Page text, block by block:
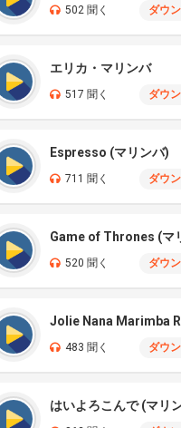
502 聞く ダウ
エリカ・マリンバ
517 聞く ダウ
Espresso (マリンバ)
711 聞く ダウ
Game of Thrones (マ
520 聞く ダウ
Jolie Nana Marimba
483 聞く ダウ
はいよろこんで (マリ